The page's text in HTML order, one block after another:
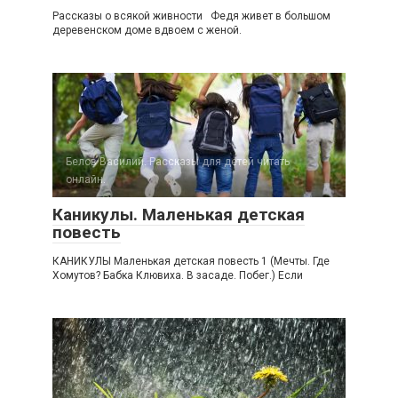
Рассказы о всякой живности Федя живет в большом
деревенском доме вдвоем с женой.
Белов Василий. Рассказы для детей читать
онлайн.
Каникулы. Маленькая детская
повесть
КАНИКУЛЫ Маленькая детская повесть 1 (Мечты. Где
Хомутов? Бабка Клювиха. В засаде. Побег.) Если